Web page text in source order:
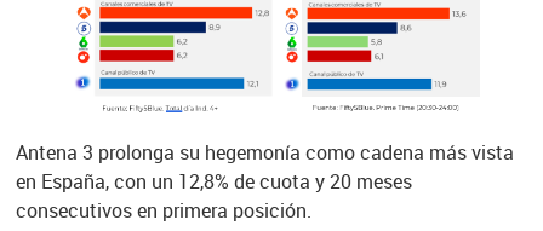
Antena 3 prolonga su hegemonía como cadena más vista
en España, con un 12,8% de cuota y 20 meses
consecutivos en primera posición.